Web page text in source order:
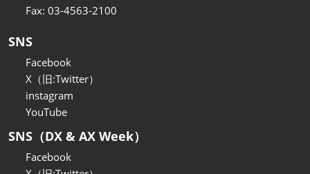
Fax: 03-4563-2100
SNS
Facebook
X（旧:Twitter）
instagram
YouTube
SNS（DX & AX Week）
Facebook